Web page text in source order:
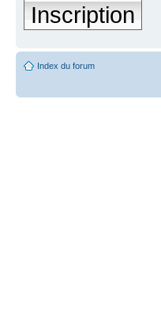
Inscription
Index du forum